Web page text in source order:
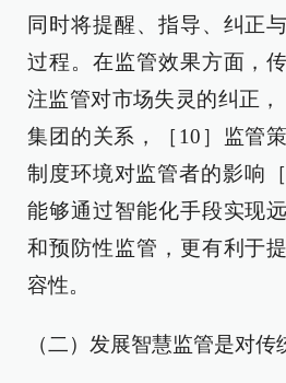
同时将提醒、指导、纠正
过程。在监管效果方面，
注监管对市场失灵的纠正
集团的关系，［10］监管
制度环境对监管者的影响
能够通过智能化手段实现
和预防性监管，更有利于
容性。
（二）发展智慧监管是对